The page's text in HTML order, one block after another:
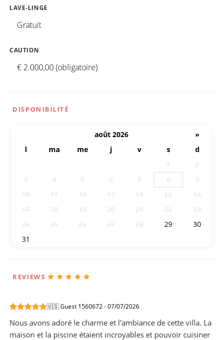
LAVE-LINGE
Gratuit
CAUTION
€ 2.000,00 (obligatoire)
DISPONIBILITÉ
août 2026
»
l
ma me j v s
d
1
2
3
4 5 6 7 8
9
10
11 12 13 14 15
16
17
18 19 20 21 22
23
24
25 26 27 28 29
30
31
REVIEWS
🇺🇸 Guest 1560672 - 07/07/2026
Nous avons adoré le charme et l'ambiance de cette villa. La
maison et la piscine étaient incroyables et pouvoir cuisiner